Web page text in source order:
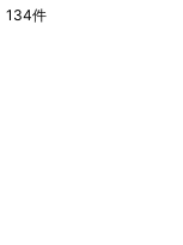
134件